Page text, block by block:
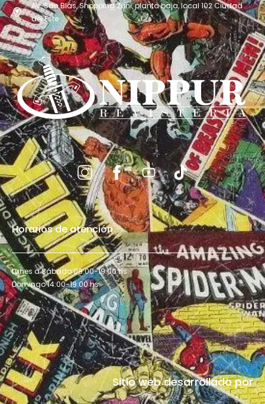
Av. San Blás, Shopping Zuni, planta baja, local 102 Ciudad
del Este
Horarios de atención
Lunes a Sábado 09:00-19:00 hs.
Domingo 14:00-19:00 hs.
Sitio web desarrollado por